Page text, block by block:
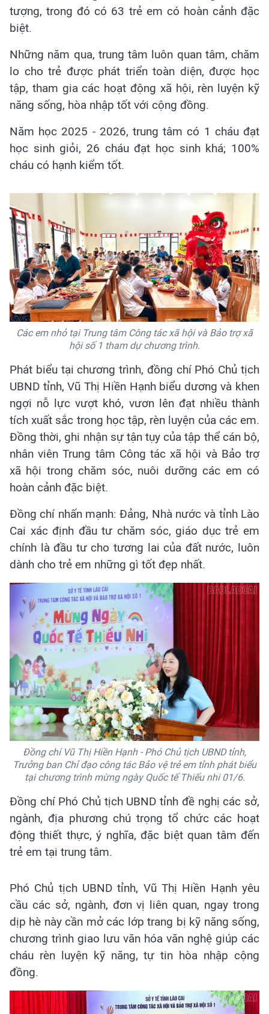
tượng, trong đó có 63 trẻ em có hoàn cảnh đặc
biệt.
Những năm qua, trung tâm luôn quan tâm, chăm
lo cho trẻ được phát triển toàn diện, được học
tập, tham gia các hoạt động xã hội, rèn luyện kỹ
năng sống, hòa nhập tốt với cộng đồng.
Năm học 2025 - 2026, trung tâm có 1 cháu đạt
học sinh giỏi, 26 cháu đạt học sinh khá; 100%
cháu có hạnh kiểm tốt.
Các em nhỏ tại Trung tâm Công tác xã hội và Bảo trợ xã
hội số 1 tham dự chương trình.
Phát biểu tại chương trình, đồng chí Phó Chủ tịch
UBND tỉnh, Vũ Thị Hiền Hạnh biểu dương và khen
ngợi nỗ lực vượt khó, vươn lên đạt nhiều thành
tích xuất sắc trong học tập, rèn luyện của các em.
Đồng thời, ghi nhận sự tận tụy của tập thể cán bộ,
nhân viên Trung tâm Công tác xã hội và Bảo trợ
xã hội trong chăm sóc, nuôi dưỡng các em có
hoàn cảnh đặc biệt.
Đồng chí nhấn mạnh: Đảng, Nhà nước và tỉnh Lào
Cai xác định đầu tư chăm sóc, giáo dục trẻ em
chính là đầu tư cho tương lai của đất nước, luôn
dành cho trẻ em những gì tốt đẹp nhất.
Đồng chí Vũ Thị Hiền Hạnh - Phó Chủ tịch UBND tỉnh,
Trưởng ban Chỉ đạo công tác Bảo vệ trẻ em tỉnh phát biểu
tại chương trình mừng ngày Quốc tế Thiếu nhi 01/6.
Đồng chí Phó Chủ tịch UBND tỉnh đề nghị các sở,
ngành, địa phương chú trọng tổ chức các hoạt
động thiết thực, ý nghĩa, đặc biệt quan tâm đến
trẻ em tại trung tâm.
Phó Chủ tịch UBND tỉnh, Vũ Thị Hiền Hạnh yêu
cầu các sở, ngành, đơn vị liên quan, ngay trong
dịp hè này cần mở các lớp trang bị kỹ năng sống,
chương trình giao lưu văn hóa văn nghệ giúp các
cháu rèn luyện kỹ năng, tự tin hòa nhập cộng
đồng.